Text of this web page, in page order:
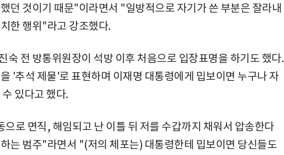
던 것이기 때문"이라면서 "일방적으로 자기가 쓴 부분은 잘라내
한 행위"라고 강조했다.
숙 전 방통위원장이 석방 이후 처음으로 입장표명을 하기도 했다.
'추석 제물'로 표현하며 이재명 대통령에게 밉보이면 누구나 자
있다고 했다.
으로 면직, 해임되고 난 이틀 뒤 저를 수갑까지 채워서 압송한다
는 범주"라면서 "(저의 체포는) 대통령한테 밉보이면 당신들도